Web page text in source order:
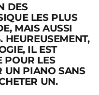
DES
LES PLUS
MAIS AUSSI
HEUREUSEMENT,
IL EST
POUR LES
UN PIANO SANS
UN.